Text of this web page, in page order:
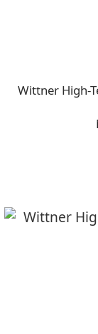
Wittner High-